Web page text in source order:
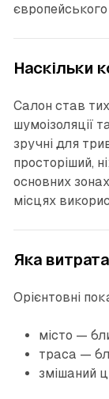
Наскільки
Салон став
шумоізоляції
зручні для
просторіший,
основних
місцях
Яка
Орієнтовні
місто —
траса —
змішаний